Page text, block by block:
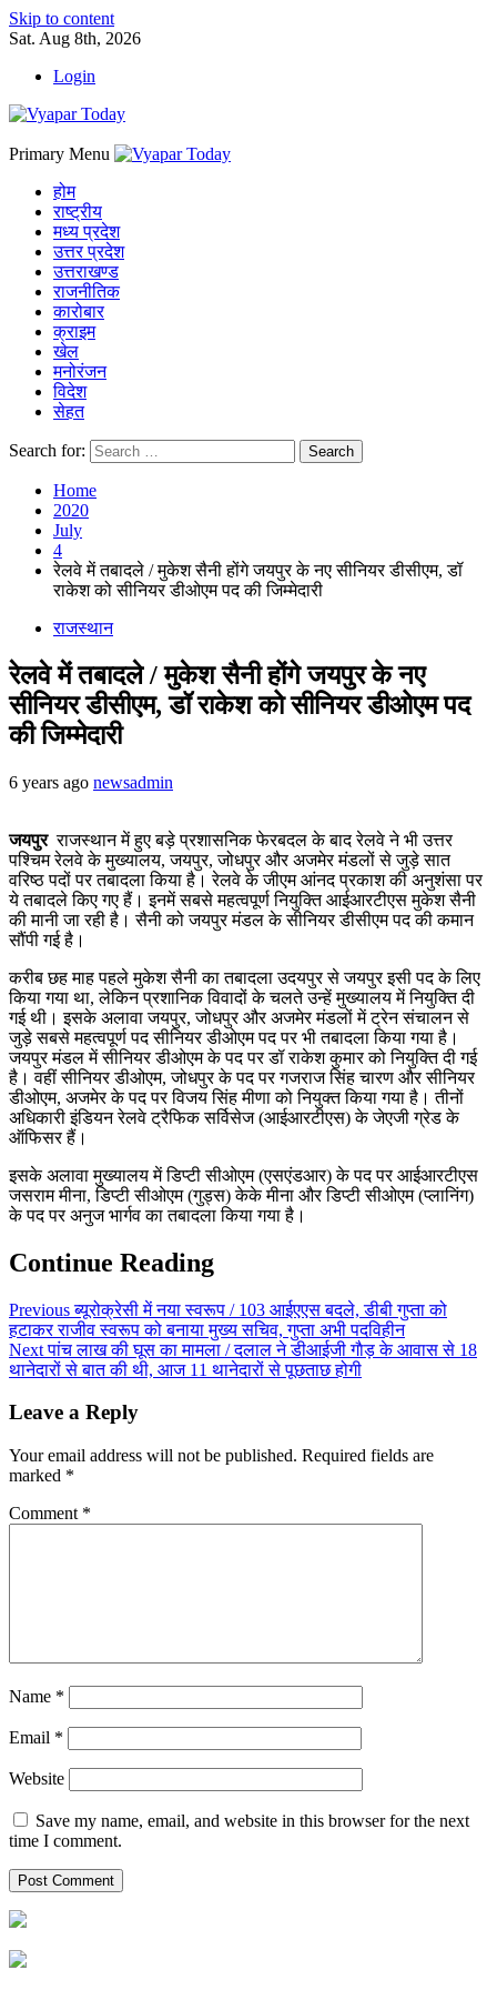
Skip to content
Sat. Aug 8th, 2026
Login
Primary Menu
होम
राष्ट्रीय
मध्य प्रदेश
उत्तर प्रदेश
उत्तराखण्ड
राजनीतिक
कारोबार
क्राइम
खेल
मनोरंजन
विदेश
सेहत
Search for:
Home
2020
July
4
रेलवे में तबादले / मुकेश सैनी होंगे जयपुर के नए सीनियर डीसीएम, डॉ
राकेश को सीनियर डीओएम पद की जिम्मेदारी
राजस्थान
रेलवे में तबादले / मुकेश सैनी होंगे जयपुर के नए
सीनियर डीसीएम, डॉ राकेश को सीनियर डीओएम पद
की जिम्मेदारी
6 years ago newsadmin
जयपुर राजस्थान में हुए बड़े प्रशासनिक फेरबदल के बाद रेलवे ने भी उत्तर
पश्चिम रेलवे के मुख्यालय, जयपुर, जोधपुर और अजमेर मंडलों से जुड़े सात
वरिष्ठ पदों पर तबादला किया है। रेलवे के जीएम आंनद प्रकाश की अनुशंसा पर
ये तबादले किए गए हैं। इनमें सबसे महत्वपूर्ण नियुक्ति आईआरटीएस मुकेश सैनी
की मानी जा रही है। सैनी को जयपुर मंडल के सीनियर डीसीएम पद की कमान
सौंपी गई है।
करीब छह माह पहले मुकेश सैनी का तबादला उदयपुर से जयपुर इसी पद के लिए
किया गया था, लेकिन प्रशानिक विवादों के चलते उन्हें मुख्यालय में नियुक्ति दी
गई थी। इसके अलावा जयपुर, जोधपुर और अजमेर मंडलों में ट्रेन संचालन से
जुड़े सबसे महत्वपूर्ण पद सीनियर डीओएम पद पर भी तबादला किया गया है।
जयपुर मंडल में सीनियर डीओएम के पद पर डॉ राकेश कुमार को नियुक्ति दी गई
है। वहीं सीनियर डीओएम, जोधपुर के पद पर गजराज सिंह चारण और सीनियर
डीओएम, अजमेर के पद पर विजय सिंह मीणा को नियुक्त किया गया है। तीनों
अधिकारी इंडियन रेलवे ट्रैफिक सर्विसेज (आईआरटीएस) के जेएजी ग्रेड के
ऑफिसर हैं।
इसके अलावा मुख्यालय में डिप्टी सीओएम (एसएंडआर) के पद पर आईआरटीएस
जसराम मीना, डिप्टी सीओएम (गुड्स) केके मीना और डिप्टी सीओएम (प्लानिंग)
के पद पर अनुज भार्गव का तबादला किया गया है।
Continue Reading
Previousब्यूरोक्रेसी में नया स्वरूप / 103 आईएएस बदले, डीबी गुप्ता को
हटाकर राजीव स्वरूप को बनाया मुख्य सचिव, गुप्ता अभी पदविहीन
Nextपांच लाख की घूस का मामला / दलाल ने डीआईजी गाैड़ के आवास से 18
थानेदारों से बात की थी, आज 11 थानेदारों से पूछताछ होगी
Leave a Reply
Your email address will not be published. Required fields are
marked *
Comment *
Name *
Email *
Website
Save my name, email, and website in this browser for the next
time I comment.